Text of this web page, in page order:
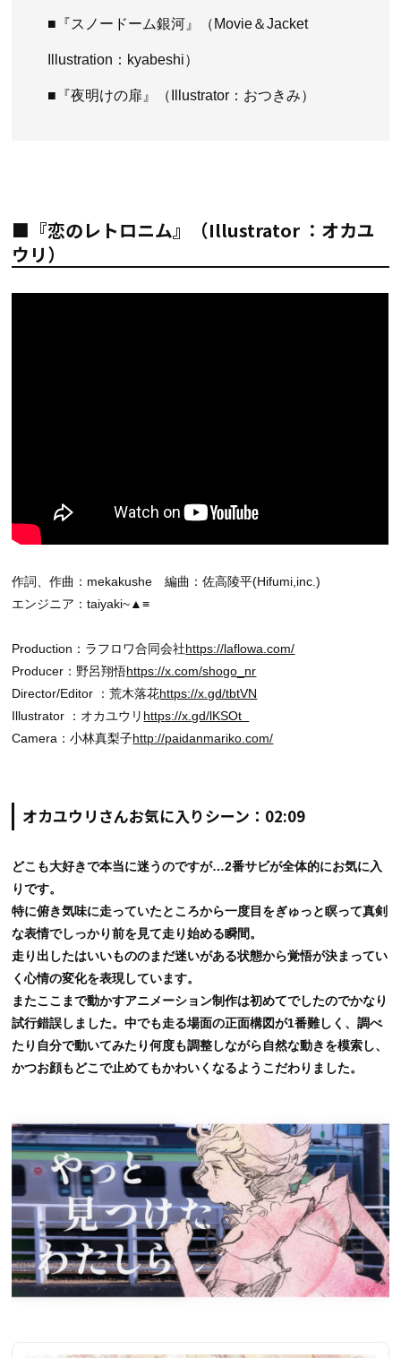
■『スノードーム銀河』（Movie＆Jacket
Illustration：kyabeshi）
■『夜明けの扉』（Illustrator：おつきみ）
■『恋のレトロニム』（Illustrator ：オカユ
ウリ）
作詞、作曲：mekakushe 編曲：佐高陵平(Hifumi,inc.)
エンジニア：taiyaki~▲≡
Production：ラフロワ合同会社https://laflowa.com/
Producer：野呂翔悟https://x.com/shogo_nr
Director/Editor ：荒木落花https://x.gd/tbtVN
Illustrator ：オカユウリ https://x.gd/lKSOt
Camera：小林真梨子http://paidanmariko.com/
オカユウリさんお気に入りシーン：02:09
どこも大好きで本当に迷うのですが…2番サビが全体的にお気に入
りです。
特に俯き気味に走っていたところから一度目をぎゅっと瞑って真剣
な表情でしっかり前を見て走り始める瞬間。
走り出したはいいもののまだ迷いがある状態から覚悟が決まってい
く心情の変化を表現しています。
またここまで動かすアニメーション制作は初めてでしたのでかなり
試行錯誤しました。中でも走る場面の正面構図が1番難しく、調べ
たり自分で動いてみたり何度も調整しながら自然な動きを模索し、
かつお顔もどこで止めてもかわいくなるようこだわりました。